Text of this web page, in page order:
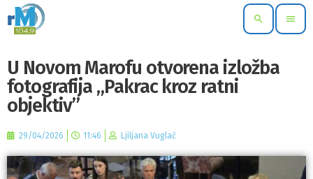
search menu
U Novom Marofu otvorena izložba
fotografija „Pakrac kroz ratni
objektiv”
29/04/2026 11:46 Ljiljana Vuglač